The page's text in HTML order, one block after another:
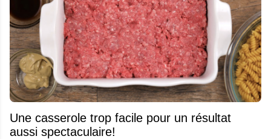
Une casserole trop facile pour un résultat
aussi spectaculaire!